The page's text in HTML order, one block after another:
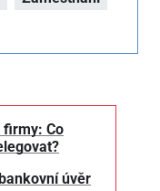
firmy: Co
úvěr